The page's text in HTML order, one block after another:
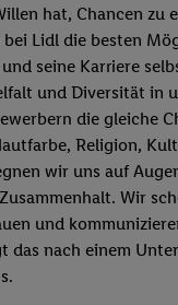
hat, Chancen zu
Lidl die besten
seine Karriere
und Diversität in
die gleiche
Religion,
wir uns auf
Wir
und
das nach einem